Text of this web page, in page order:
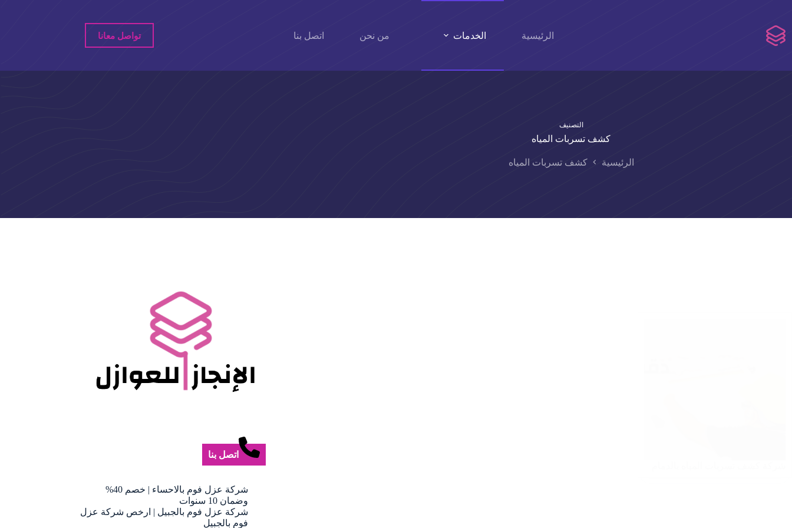
المحتوى
الرئيسية الخدمات من نحن اتصل بنا تواصل معانا
التصنيف
كشف تسربات المياه
الرئيسية كشف تسربات المياه
اتصل بنا
شركة عزل فوم بالاحساء | خصم 40%
وضمان 10 سنوات
شركة عزل فوم بالجبيل | ارخص شركة عزل
فوم بالجبيل